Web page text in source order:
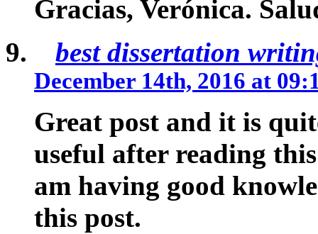
Gracias, Verónica.
best dissertation
December 14th, 2016 at
Great post and it is
useful after reading
am having good
this post.